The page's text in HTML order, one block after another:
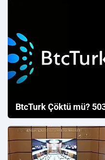
BtcTurk Çöktü mü?